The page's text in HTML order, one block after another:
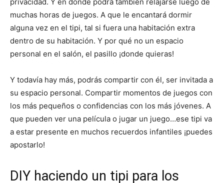
muchas horas de juegos. A que le encantará dormir
alguna vez en el tipi, tal si fuera una habitación extra
dentro de su habitación. Y por qué no un espacio
personal en el salón, el pasillo ¡donde quieras!
Y todavía hay más, podrás compartir con él, ser invitada a
su espacio personal. Compartir momentos de juegos con
los más pequeños o confidencias con los más jóvenes. A
que pueden ver una película o jugar un juego…ese tipi va
a estar presente en muchos recuerdos infantiles ¡puedes
apostarlo!
DIY haciendo un tipi para los